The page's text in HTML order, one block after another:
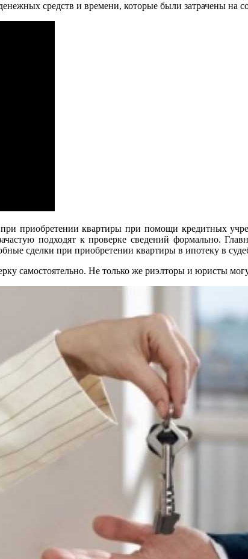
средств и времени, которые были затрачены на
приобретении квартиры при помощи кредитных
подходят к проверке сведений формально.
сделки при приобретении квартиры в ипотеку в
самостоятельно. Не только же риэлторы и юристы